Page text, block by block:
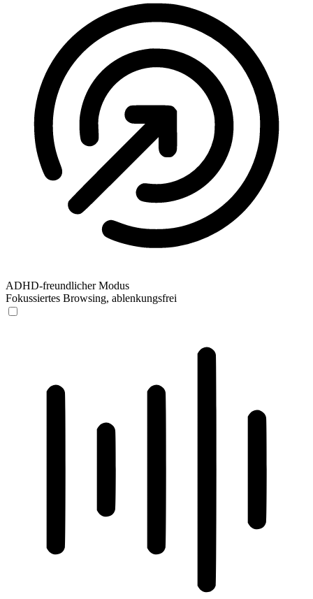
ADHD-freundlicher Modus
Fokussiertes Browsing, ablenkungsfrei